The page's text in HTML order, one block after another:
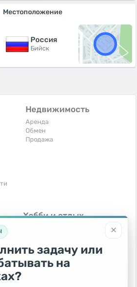
Местоположение
Россия
Бийск
Недвижимость
Аренда
Обмен
Продажа
Хобби и отдых
Спорт и отдых
Другое
×
задачу или
на